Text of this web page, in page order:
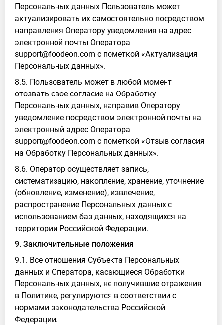
Персональных данных Пользователь может
актуализировать их самостоятельно посредством
направления Оператору уведомления на адрес
электронной почты Оператора
support@foodeon.com с пометкой «Актуализация
Персональных данных».
8.5. Пользователь может в любой момент
отозвать свое согласие на Обработку
Персональных данных, направив Оператору
уведомление посредством электронной почты на
электронный адрес Оператора
support@foodeon.com с пометкой «Отзыв согласия
на Обработку Персональных данных».
8.6. Оператор осуществляет запись,
систематизацию, накопление, хранение, уточнение
(обновление, изменение), извлечение,
распространение Персональных данных с
использованием баз данных, находящихся на
территории Российской Федерации.
9. Заключительные положения
9.1. Все отношения Субъекта Персональных
данных и Оператора, касающиеся Обработки
Персональных данных, не получившие отражения
в Политике, регулируются в соответствии с
нормами законодательства Российской
Федерации.